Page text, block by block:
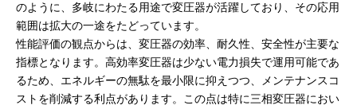
のように、多岐にわたる用途で変圧器が活躍しており、その応用
範囲は拡大の一途をたどっています。
性能評価の観点からは、変圧器の効率、耐久性、安全性が主要な
指標となります。高効率変圧器は少ない電力損失で運用可能であ
るため、エネルギーの無駄を最小限に抑えつつ、メンテナンスコ
ストを削減する利点があります。この点は特に三相変圧器におい